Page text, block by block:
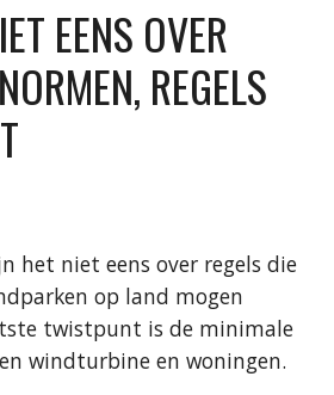
EENS OVER
REGELS
het niet eens over regels die
op land mogen
twistpunt is de minimale
windturbine en woningen.